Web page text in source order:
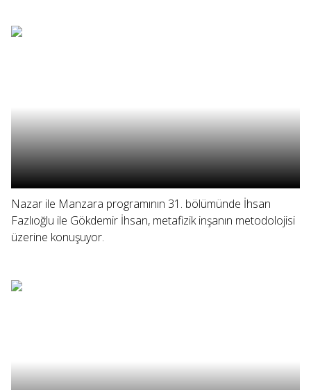
Nazar ile Manzara programının 31. bölümünde İhsan
Fazlıoğlu ile Gökdemir İhsan, metafizik inşanın metodolojisi
üzerine konuşuyor.